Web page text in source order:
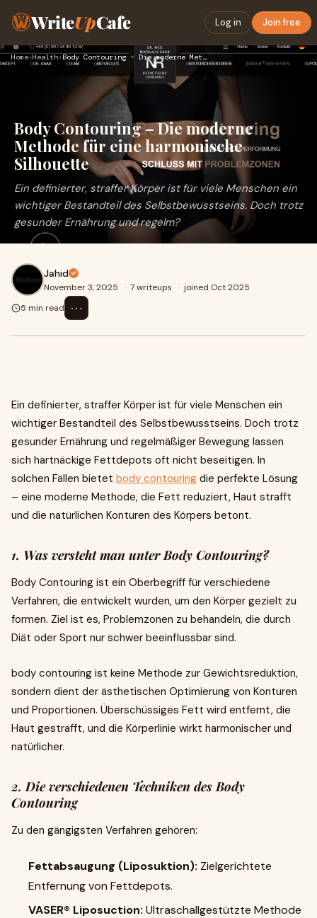
WriteUpCafe Log in Join free
Home›Health› Body Contouring – Die moderne Methode für eine harmonische S…
Body Contouring – Die moderne
Methode für eine harmonische
Silhouette
Ein definierter, straffer Körper ist für viele Menschen ein
wichtiger Bestandteil des Selbstbewusstseins. Doch trotz
gesunder Ernährung und regelm?
Jahid
November 3, 2025 · 7 writeups · joined Oct 2025
5 min read
⋯
Ein definierter, straffer Körper ist für viele Menschen ein
wichtiger Bestandteil des Selbstbewusstseins. Doch trotz
gesunder Ernährung und regelmäßiger Bewegung lassen
sich hartnäckige Fettdepots oft nicht beseitigen. In
solchen Fällen bietet body contouring die perfekte Lösung
– eine moderne Methode, die Fett reduziert, Haut strafft
und die natürlichen Konturen des Körpers betont.
1. Was versteht man unter Body Contouring?
Body Contouring ist ein Oberbegriff für verschiedene
Verfahren, die entwickelt wurden, um den Körper gezielt zu
formen. Ziel ist es, Problemzonen zu behandeln, die durch
Diät oder Sport nur schwer beeinflussbar sind.
body contouring ist keine Methode zur Gewichtsreduktion,
sondern dient der ästhetischen Optimierung von Konturen
und Proportionen. Überschüssiges Fett wird entfernt, die
Haut gestrafft, und die Körperlinie wirkt harmonischer und
natürlicher.
2. Die verschiedenen Techniken des Body
Contouring
Zu den gängigsten Verfahren gehören:
Fettabsaugung (Liposuktion): Zielgerichtete
Entfernung von Fettdepots.
VASER® Liposuction: Ultraschallgestützte Methode